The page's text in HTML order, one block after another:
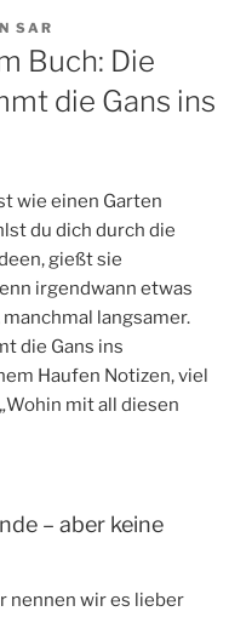
SAR
Buch: Die
die Gans ins
wie einen Garten
du dich durch die
gießt sie
irgendwann etwas
langsamer.
die Gans ins
Haufen Notizen, viel
mit all diesen
– aber keine
nennen wir es lieber